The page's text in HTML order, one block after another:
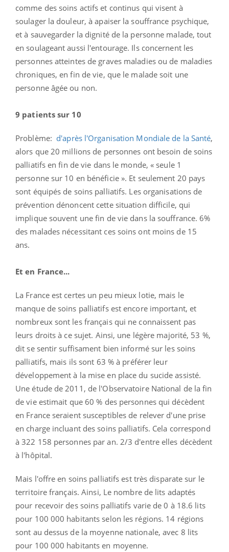
comme des soins actifs et continus qui visent à
soulager la douleur, à apaiser la souffrance psychique,
et à sauvegarder la dignité de la personne malade, tout
en soulageant aussi l'entourage. Ils concernent les
personnes atteintes de graves maladies ou de maladies
chroniques, en fin de vie, que le malade soit une
personne âgée ou non.
9 patients sur 10
Problème: d'après l'Organisation Mondiale de la Santé,
alors que 20 millions de personnes ont besoin de soins
palliatifs en fin de vie dans le monde, « seule 1
personne sur 10 en bénéficie ». Et seulement 20 pays
sont équipés de soins palliatifs. Les organisations de
prévention dénoncent cette situation difficile, qui
implique souvent une fin de vie dans la souffrance. 6%
des malades nécessitant ces soins ont moins de 15
ans.
Et en France...
La France est certes un peu mieux lotie, mais le
manque de soins palliatifs est encore important, et
nombreux sont les français qui ne connaissent pas
leurs droits à ce sujet. Ainsi, une légère majorité, 53 %,
dit se sentir suffisament bien informé sur les soins
palliatifs, mais ils sont 63 % à préférer leur
développement à la mise en place du sucide assisté.
Une étude de 2011, de l'Observatoire National de la fin
de vie estimait que 60 % des personnes qui décèdent
en France seraient susceptibles de relever d'une prise
en charge incluant des soins palliatifs. Cela correspond
à 322 158 personnes par an. 2/3 d'entre elles décèdent
à l'hôpital.
Mais l'offre en soins palliatifs est très disparate sur le
territoire français. Ainsi, Le nombre de lits adaptés
pour recevoir des soins palliatifs varie de 0 à 18.6 lits
pour 100 000 habitants selon les régions. 14 régions
sont au dessus de la moyenne nationale, avec 8 lits
pour 100 000 habitants en moyenne.